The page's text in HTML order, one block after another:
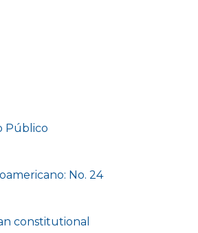
Público
No. 24
constitutional